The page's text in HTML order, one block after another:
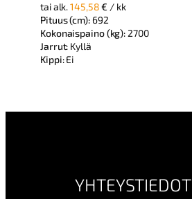
tai alk.145,58€ / kk
Pituus (cm): 692
Kokonaispaino (kg): 2700
Jarrut: Kyllä
Kippi:Ei
YHTEYSTIEDOT